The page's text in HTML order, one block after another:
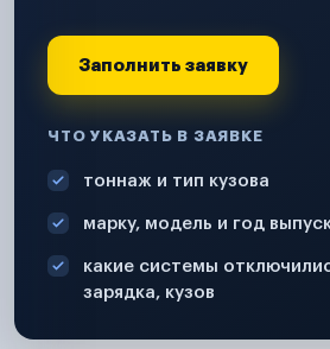
Заполнить заявку
ЧТО УКАЗАТЬ В ЗАЯВКЕ
тоннаж и тип кузова
марку, модель и год
какие системы
зарядка, кузов